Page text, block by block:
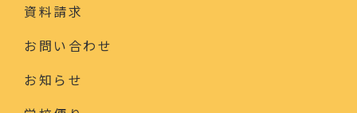
資料請求
お問い合わせ
お知らせ